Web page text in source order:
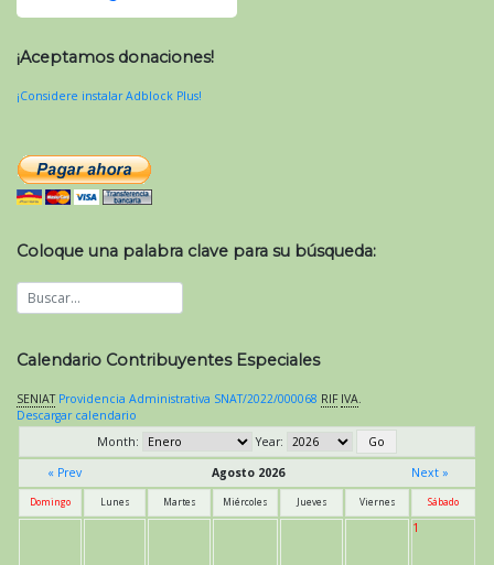
¡Aceptamos donaciones!
¡Considere instalar Adblock Plus!
Coloque una palabra clave para su búsqueda:
Calendario Contribuyentes Especiales
SENIAT Providencia Administrativa SNAT/2022/000068 RIF IVA.
Descargar calendario
Month:
Year:
« Prev
Agosto 2026 Next »
Domingo Lunes Martes Miércoles Jueves Viernes Sábado
1